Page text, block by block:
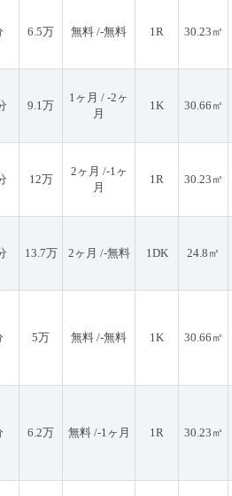
6.5万 無料 /-無料 1R 30.23㎡
9.1万
1ヶ月 / -2ヶ
月
1K 30.66㎡
12万
2ヶ月 /-1ヶ
月
1R 30.23㎡
13.7万 2ヶ月 /-無料 1DK 24.8㎡
5万 無料 /-無料 1K 30.66㎡
6.2万 無料 /-1ヶ月 1R 30.23㎡